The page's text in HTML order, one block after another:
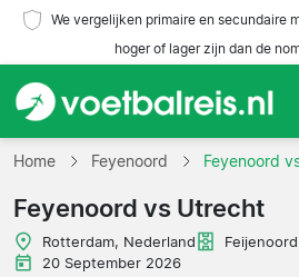
We vergelijken primaire en secundaire
hoger of lager zijn dan de
Home
Teams
Competities
Home Feyenoord Feyenoord
Feyenoord vs Utrecht
Rotterdam, Nederland
20 September 2026